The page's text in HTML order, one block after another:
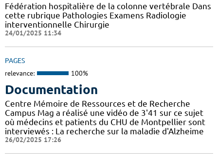
Fédération hospitalière de la colonne vertébrale Dans
cette rubrique Pathologies Examens Radiologie
interventionnelle Chirurgie
24/01/2025 11:34
PAGES
relevance: 100%
Documentation
Centre Mémoire de Ressources et de Recherche
Campus Mag a réalisé une vidéo de 3'41 sur ce sujet
où médecins et patients du CHU de Montpellier sont
interviewés : La recherche sur la maladie d'Alzheime
26/02/2025 17:26